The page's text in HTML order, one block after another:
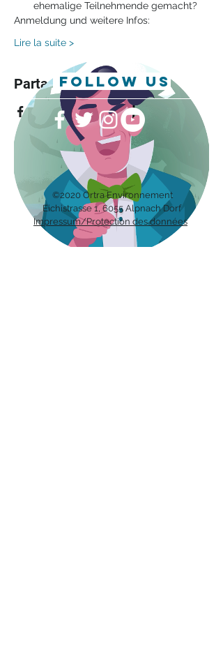
ehemalige Teilnehmende gemacht?
Anmeldung und weitere Infos:
Lire la suite >
Partager cet événement
follow us
©2020 Ortra Environnement
Eichistrasse 1, 6055 Alpnach Dorf
Impressum/Protection des données